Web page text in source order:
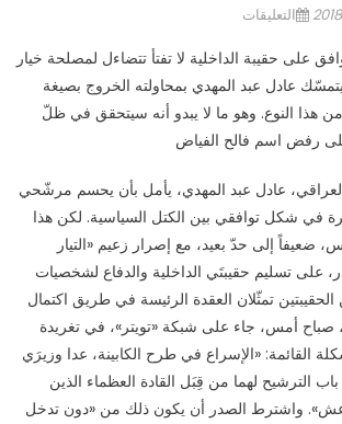
Posted
التعليقاتعلى
لتجنّب
«معركة
التصويت»:
عبد
يتمسّك
بـ«أمل»
ضعيف
مغلقة
على حقيبة الداخلية لا تفتأ تتضاءل لمصلحة خيار
عادل عبد المهدي بمحاولته الخروج بصيغة
هذا النوع. وهو ما لا يبدو أنه سيتحقق في ظلّ
رفض اسم فالح الفياض
عادل عبد المهدي، يأمل بأن يحسم مرشّحي
في شكل توافقي بين الكتل السياسية. لكن هذا
ضعيفاً إلى حدّ بعيد، مع إصرار زعيم «التيار
على تسليم حقيبتَي الداخلية والدفاع لشخصيات
تمثّلان العقدة الرئيسة في طريق اكتمال
صباح أمس، جاء على شبكة «تويتر»، في تغريدة
القائمة: «الإسراع في طرح الکابينة، عدا وزيرَي
باب الترشيح لهما من قِبَل القادة العظماء الذين
واشترط الصدر أن يكون ذلك من «دون تدخل